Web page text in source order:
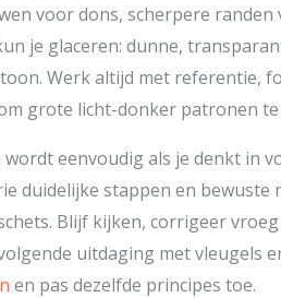
voor dons, scherpere
je glaceren: dunne,
Werk altijd met referentie,
grote licht-donker patronen te
eenvoudig als je denkt in
duidelijke stappen en bewuste
Blijf kijken, corrigeer
uitdaging met vleugels
en pas dezelfde principes toe.